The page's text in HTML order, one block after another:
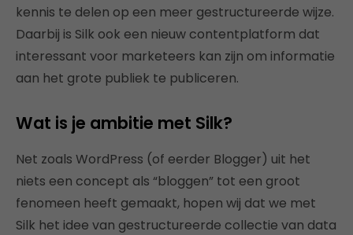
kennis te delen op een meer gestructureerde wijze.
Daarbij is Silk ook een nieuw contentplatform dat
interessant voor marketeers kan zijn om informatie
aan het grote publiek te publiceren.
Wat is je ambitie met Silk?
Net zoals WordPress (of eerder Blogger) uit het
niets een concept als “bloggen” tot een groot
fenomeen heeft gemaakt, hopen wij dat we met
Silk het idee van gestructureerde collectie van data